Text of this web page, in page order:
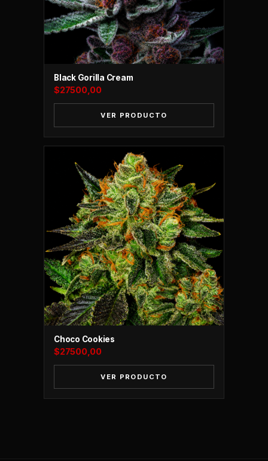
Black Gorilla Cream
27500,00
VER PRODUCTO
Choco Cookies
$27500,00
VER PRODUCTO
ONLINE